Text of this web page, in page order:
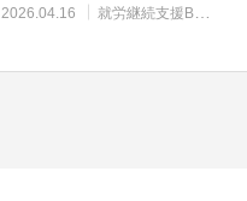
2026.04.16 就労継続支援B型・ニコサービス